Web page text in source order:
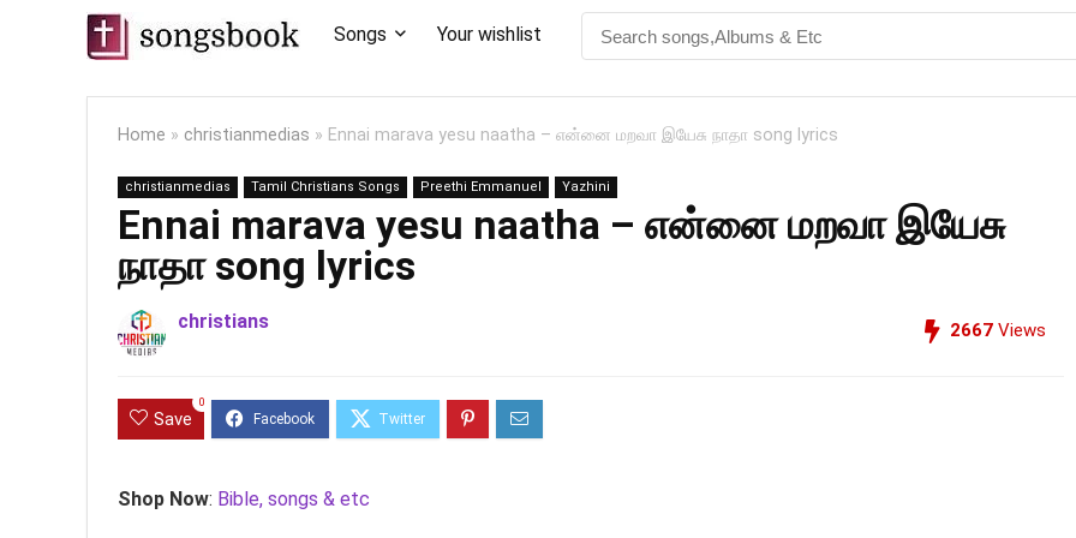
Songs Your wishlist
Home » christianmedias » Ennai marava yesu naatha – என்னை மறவா இயேசு நாதா song lyrics
christianmedias Tamil Christians Songs Preethi Emmanuel Yazhini
Ennai marava yesu naatha – என்னை மறவா இயேசு
நாதா song lyrics
christians 2667 Views
Save
0
Shop Now: Bible, songs & etc